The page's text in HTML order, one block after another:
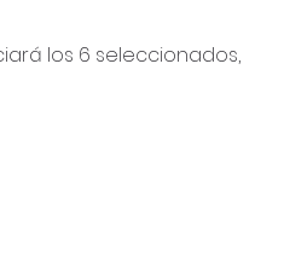
los 6 seleccionados,